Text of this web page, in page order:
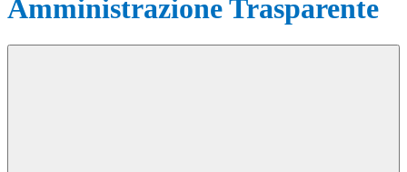
Amministrazione Trasparente